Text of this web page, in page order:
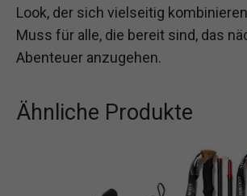
Look, der sich vielseitig
Muss für alle, die bereit sind, das
Abenteuer anzugehen.
Ähnliche Produkte